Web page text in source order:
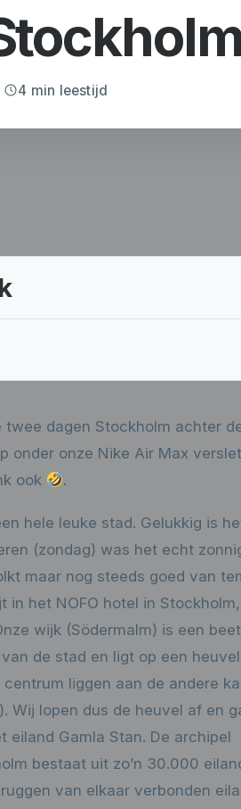
4 min leestijd
twee dagen Stockholm achter
onder onze Nike Air Max
ook
.
hele leuke stad. Gelukkig is
(zondag) was het echt
maar nog steeds goed van
in het NOFO hotel in
wijk (Södermalm) is een
de stad en ligt op een
liggen aan de andere
Wij lopen dus de heuvel af en
eiland Gamla Stan. De archipel
bestaat uit zo’n 30.000
van elkaar verbonden